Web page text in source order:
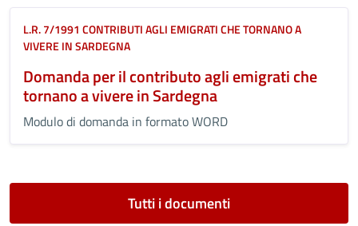
L.R. 7/1991 CONTRIBUTI AGLI EMIGRATI CHE TORNANO A
VIVERE IN SARDEGNA
Domanda per il contributo agli emigrati che
tornano a vivere in Sardegna
Modulo di domanda in formato WORD
Tutti i documenti